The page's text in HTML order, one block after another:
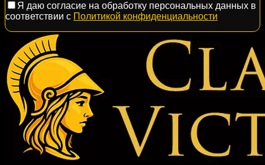
Я даю согласие на обработку персональных данных в
соответствии с Политикой конфиденциальности